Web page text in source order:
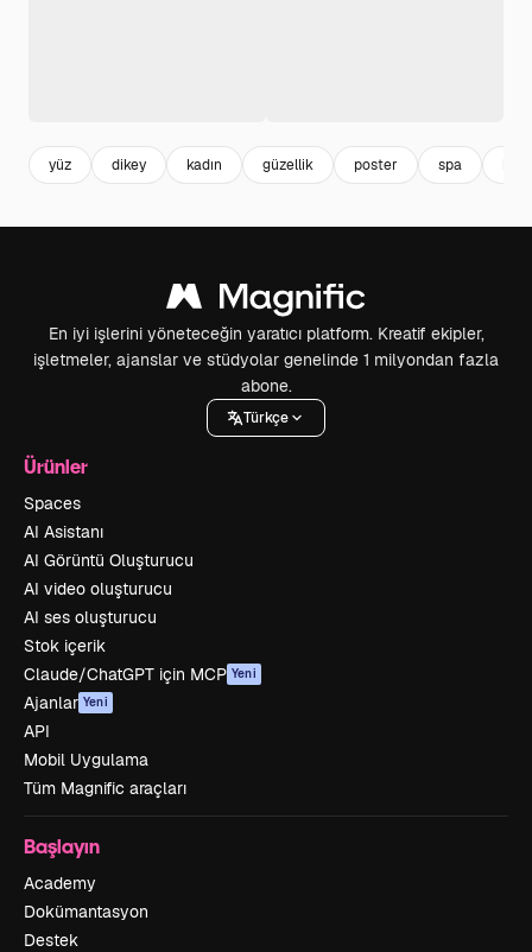
yüz dikey kadın güzellik poster spa
En iyi işlerini yöneteceğin yaratıcı platform. Kreatif ekipler,
işletmeler, ajanslar ve stüdyolar genelinde 1 milyondan fazla
abone.
Türkçe
Ürünler
Spaces
AI Asistanı
AI Görüntü Oluşturucu
AI video oluşturucu
AI ses oluşturucu
Stok içerik
Claude/ChatGPT için MCP Yeni
Ajanlar Yeni
API
Mobil Uygulama
Tüm Magnific araçları
Başlayın
Academy
Dokümantasyon
Destek